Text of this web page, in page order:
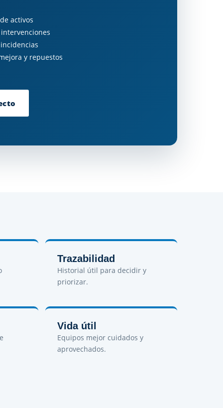
activos
y repuestos
Trazabilidad
Historial útil para decidir y
priorizar.
Vida útil
Equipos mejor cuidados y
aprovechados.